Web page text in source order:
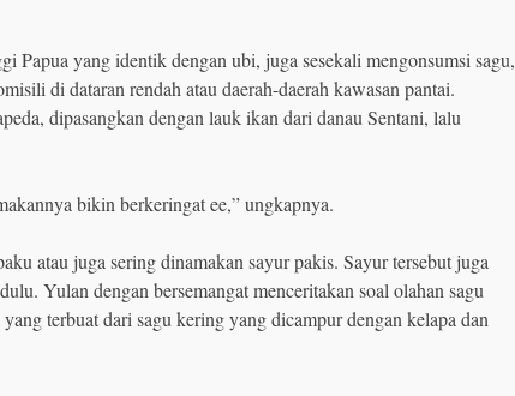
Papua yang identik dengan ubi, juga sesekali mengonsumsi sagu,
di dataran rendah atau daerah-daerah kawasan pantai.
dipasangkan dengan lauk ikan dari danau Sentani, lalu
bikin berkeringat ee,” ungkapnya.
atau juga sering dinamakan sayur pakis. Sayur tersebut juga
Yulan dengan bersemangat menceritakan soal olahan sagu
terbuat dari sagu kering yang dicampur dengan kelapa dan